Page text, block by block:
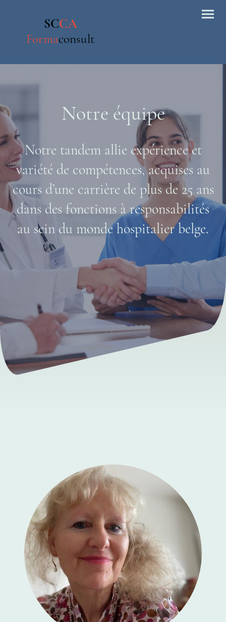
SCCA
Formaconsult
Notre équipe
Notre tandem allie expérience et
variété de compétences, acquises au
cours d’une carrière de plus de 25 ans
dans des fonctions à responsabilités
au sein du monde hospitalier belge.